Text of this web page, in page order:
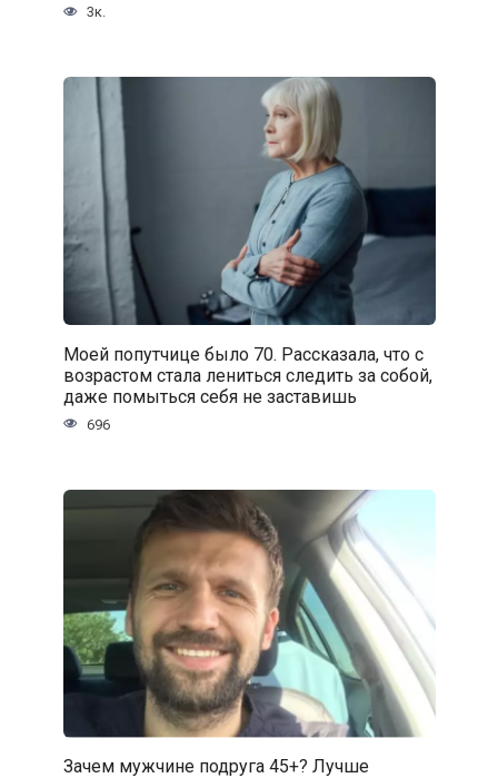
3к.
Моей попутчице было 70. Рассказала, что с
возрастом стала лениться следить за собой,
даже помыться себя не заставишь
696
Зачем мужчине подруга 45+? Лучше